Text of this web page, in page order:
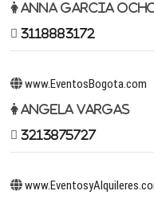
Anna Garcia
3118883172
www.EventosBogota.com
Angela Vargas
3213875727